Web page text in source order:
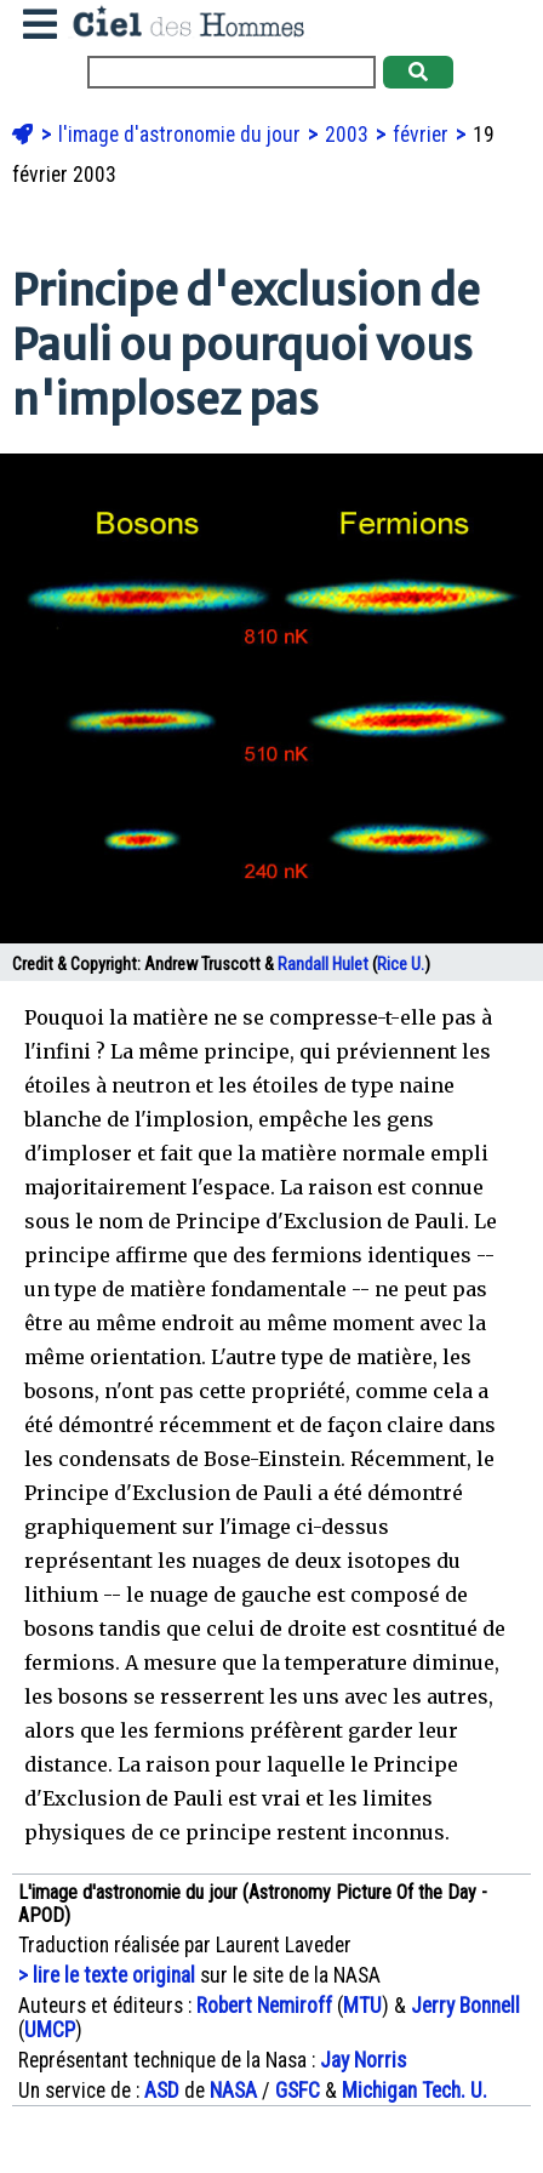
l'image d'astronomie du jour 2003 février
19
février 2003
Principe d'exclusion de
Pauli ou pourquoi vous
n'implosez pas
Credit & Copyright:Andrew Truscott & Randall Hulet(Rice U.)
Pouquoi la matière ne se compresse-t-elle pas à
l'infini ? La même principe, qui préviennent les
étoiles à neutron et les étoiles de type naine
blanche de l'implosion, empêche les gens
d'imploser et fait que la matière normale empli
majoritairement l'espace. La raison est connue
sous le nom de Principe d'Exclusion de Pauli. Le
principe affirme que des fermions identiques --
un type de matière fondamentale -- ne peut pas
être au même endroit au même moment avec la
même orientation. L'autre type de matière, les
bosons, n'ont pas cette propriété, comme cela a
été démontré récemment et de façon claire dans
les condensats de Bose-Einstein. Récemment, le
Principe d'Exclusion de Pauli a été démontré
graphiquement sur l'image ci-dessus
représentant les nuages de deux isotopes du
lithium -- le nuage de gauche est composé de
bosons tandis que celui de droite est cosntitué de
fermions. A mesure que la temperature diminue,
les bosons se resserrent les uns avec les autres,
alors que les fermions préfèrent garder leur
distance. La raison pour laquelle le Principe
d'Exclusion de Pauli est vrai et les limites
physiques de ce principe restent inconnus.
L'image d'astronomie du jour (Astronomy Picture Of the Day -
APOD)
Traduction réalisée par Laurent Laveder
> lire le texte original sur le site de la NASA
Auteurs et éditeurs : Robert Nemiroff( MTU) & Jerry Bonnell
(UMCP)
Représentant technique de la Nasa : Jay Norris
Un service de : ASD de NASA/ GSFC & Michigan Tech. U.